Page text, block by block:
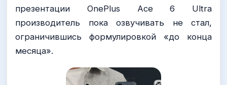
презентации OnePlus Ace 6 Ultra
производитель пока озвучивать не стал,
ограничившись формулировкой «до конца
месяца».